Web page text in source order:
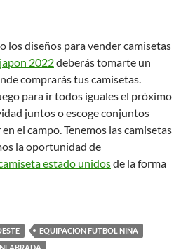
los diseños para vender camisetas
2022deberás tomarte un
comprarás tus camisetas.
para ir todos iguales el próximo
juntos o escoge conjuntos
el campo. Tenemos las camisetas
la oportunidad de
estado unidosde la forma
EQUIPACION FUTBOL NIÑA